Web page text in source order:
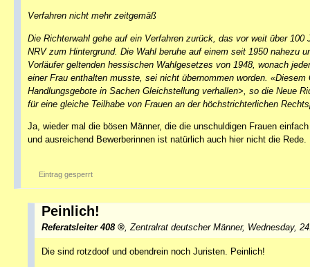
Verfahren nicht mehr zeitgemäß
Die Richterwahl gehe auf ein Verfahren zurück, das vor weit über
NRV zum Hintergrund. Die Wahl beruhe auf einem seit 1950 nahezu
Vorläufer geltenden hessischen Wahlgesetzes von 1948, wonach
einer Frau enthalten musste, sei nicht übernommen worden.
Handlungsgebote in Sachen Gleichstellung verhallen>, so die Neue
für eine gleiche Teilhabe von Frauen an der höchstrichterlichen
Ja, wieder mal die bösen Männer, die die unschuldigen Frauen
und ausreichend Bewerberinnen ist natürlich auch hier nicht die Rede.
Eintrag gesperrt
Peinlich!
Referatsleiter 408 Zentralrat deutscher Männer, Wednesday,
Die sind rotzdoof und obendrein noch Juristen. Peinlich!